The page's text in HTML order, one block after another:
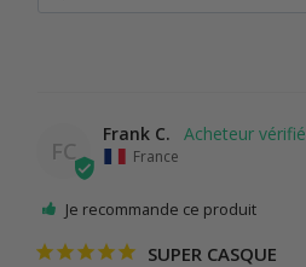
FC
Frank C.
France
Je recommande ce produit
SUPER CASQUE